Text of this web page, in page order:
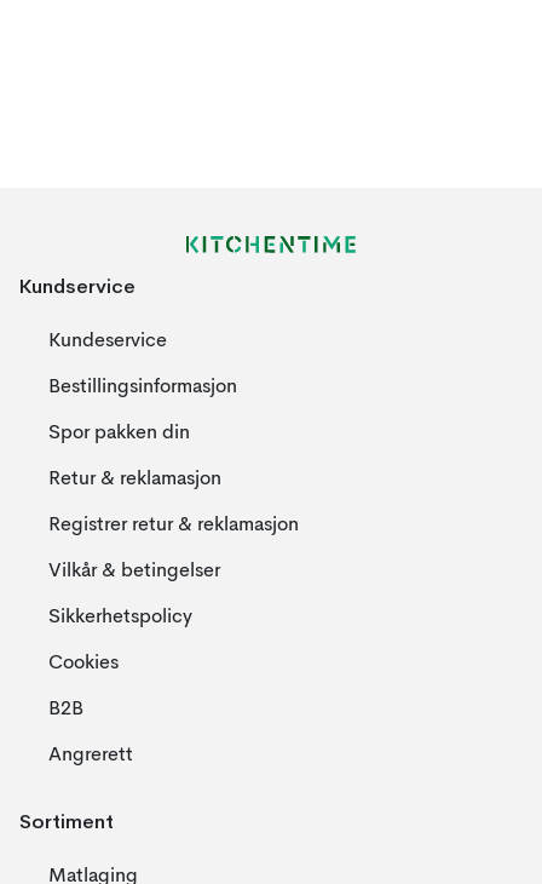
Kundservice
Kundeservice
Bestillingsinformasjon
Spor pakken din
Retur & reklamasjon
Registrer retur & reklamasjon
Vilkår & betingelser
Sikkerhetspolicy
Cookies
B2B
Angrerett
Sortiment
Matlaging